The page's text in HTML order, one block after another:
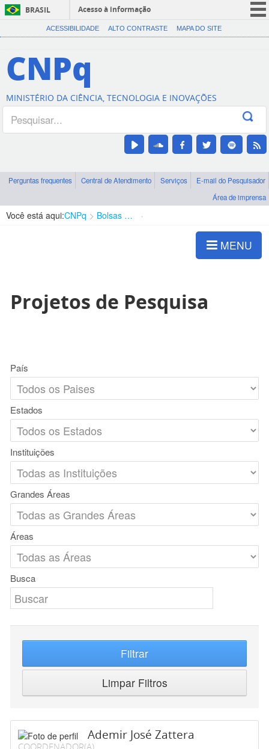
BRASIL
Acesso à informação
CORONAVÍRUS (COVID-19)
Canais
ACESSIBILIDADE ALTO CONTRASTE MAPA DO SITE
CNPq
MINISTÉRIO DA CIÊNCIA, TECNOLOGIA E INOVAÇÕES
Perguntas frequentes Central de Atendimento Serviços
E-mail do Pesquisador
Área de imprensa
Você está aqui:CNPq Bolsas e Auxílios Vigentes
MENU
Projetos de Pesquisa
País
Estados
Instituições
Grandes Áreas
Áreas
Busca
Filtrar
Limpar Filtros
Ademir José Zattera